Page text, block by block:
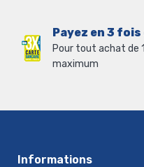
Payez en 3 fois
Pour tout achat de
maximum
Informations